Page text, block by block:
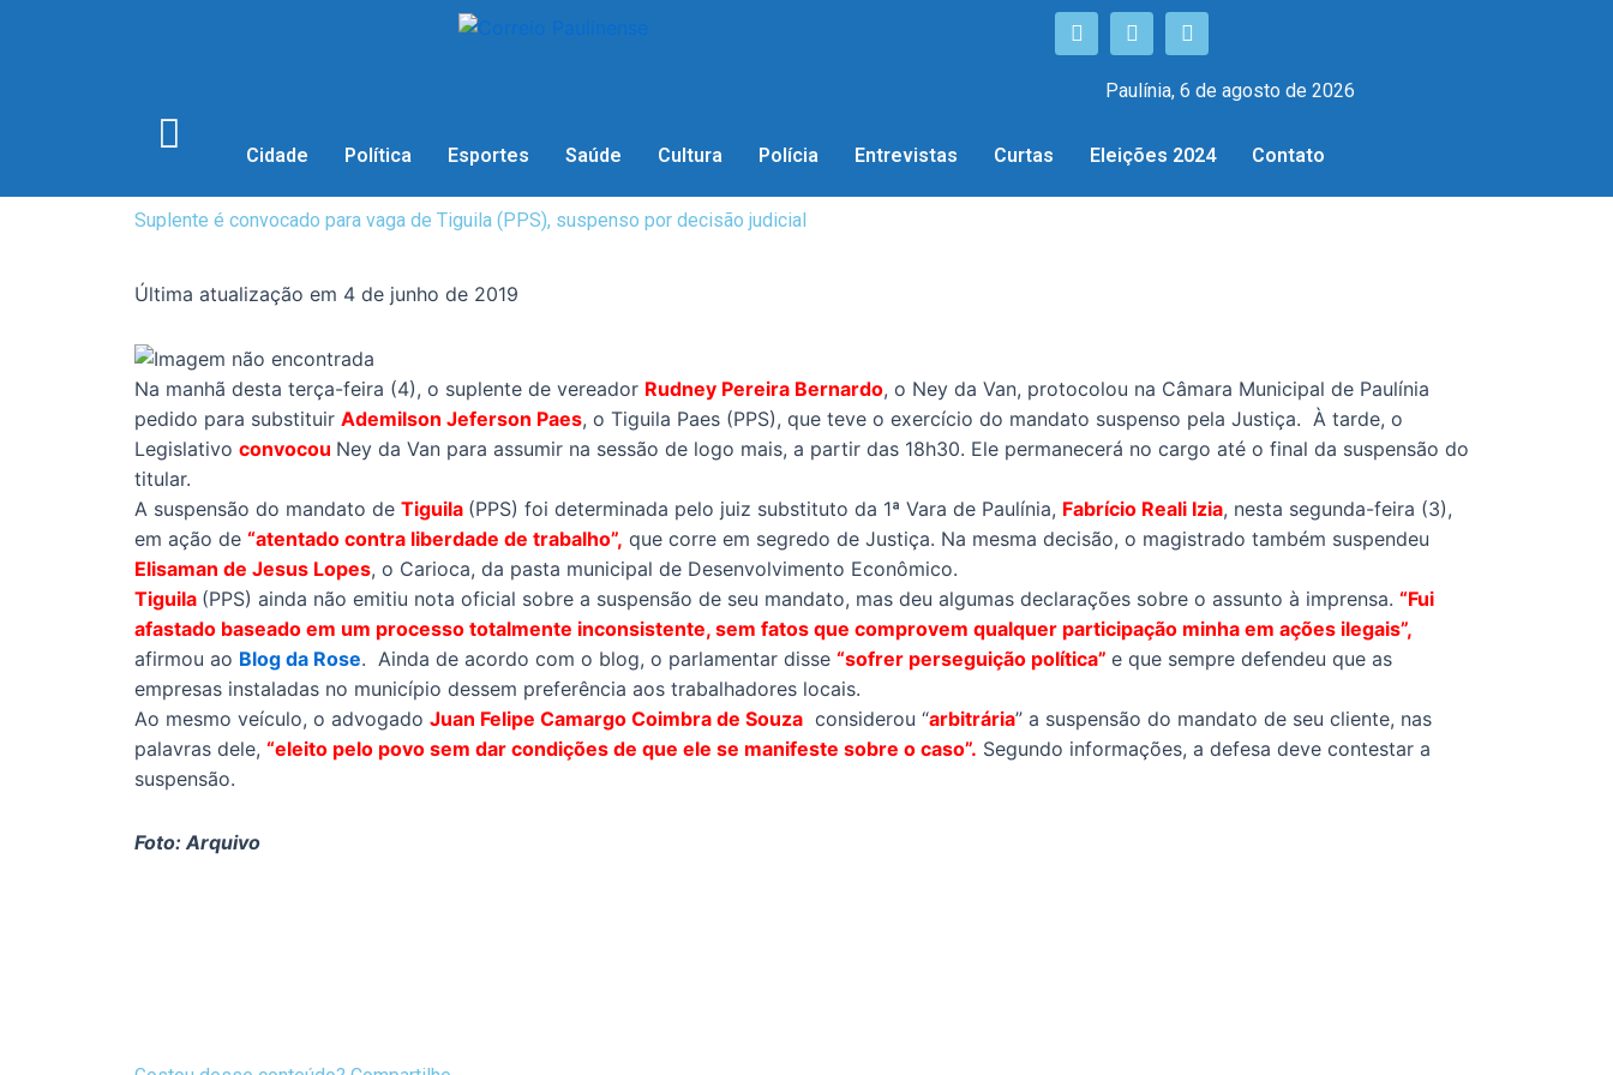
Paulínia, 6 de agosto de 2026
Cidade Política Esportes Saúde Cultura Polícia Entrevistas Curtas Eleições 2024 Contato
Suplente é convocado para vaga de Tiguila (PPS), suspenso por decisão judicial
Última atualização em 4 de junho de 2019
Na manhã desta terça-feira (4), o suplente de vereador Rudney Pereira Bernardo, o Ney da Van, protocolou na Câmara Municipal de Paulínia
pedido para substituir Ademilson Jeferson Paes, o Tiguila Paes (PPS), que teve o exercício do mandato suspenso pela Justiça. À tarde, o
Legislativo convocou Ney da Van para assumir na sessão de logo mais, a partir das 18h30. Ele permanecerá no cargo até o final da suspensão do
titular.
A suspensão do mandato de Tiguila (PPS) foi determinada pelo juiz substituto da 1ª Vara de Paulínia, Fabrício Reali Izia, nesta segunda-feira (3),
em ação de “atentado contra liberdade de trabalho”, que corre em segredo de Justiça. Na mesma decisão, o magistrado também suspendeu
Elisaman de Jesus Lopes, o Carioca, da pasta municipal de Desenvolvimento Econômico.
Tiguila (PPS) ainda não emitiu nota oficial sobre a suspensão de seu mandato, mas deu algumas declarações sobre o assunto à imprensa. “Fui
afastado baseado em um processo totalmente inconsistente, sem fatos que comprovem qualquer participação minha em ações ilegais”,
afirmou ao Blog da Rose. Ainda de acordo com o blog, o parlamentar disse “sofrer perseguição política” e que sempre defendeu que as
empresas instaladas no município dessem preferência aos trabalhadores locais.
Ao mesmo veículo, o advogado Juan Felipe Camargo Coimbra de Souza considerou “arbitrária” a suspensão do mandato de seu cliente, nas
palavras dele, “eleito pelo povo sem dar condições de que ele se manifeste sobre o caso”. Segundo informações, a defesa deve contestar a
suspensão.
Foto: Arquivo